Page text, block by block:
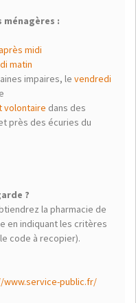
:
midi
matin
impaires, le vendredi
volontaire dans des
près des écuries du
?
la pharmacie de
en indiquant les critères
code à recopier).
public.fr/